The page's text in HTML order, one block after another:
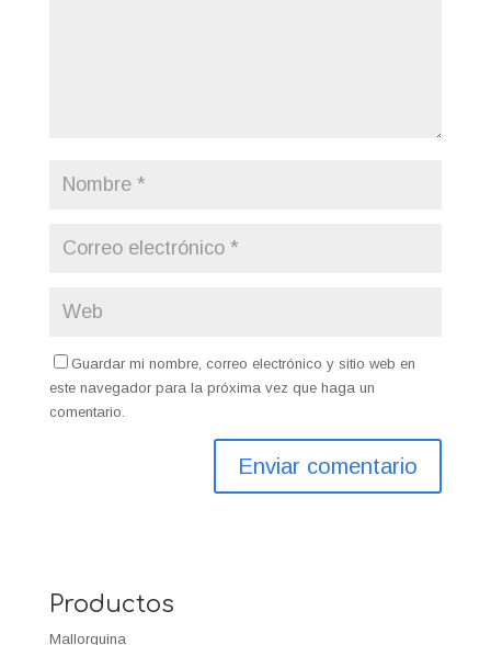
Guardar mi nombre, correo electrónico y sitio web en
este navegador para la próxima vez que haga un
comentario.
Productos
Mallorquina